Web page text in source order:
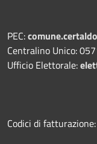
PEC:
Centralino Unico:
Ufficio Elettorale:
Codici di fatturazione: